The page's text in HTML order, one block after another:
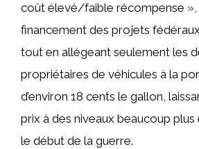
coût élevé/faible récompense »,
financement des projets
tout en allégeant seulement les
propriétaires de véhicules à la
d’environ 18 cents le gallon,
prix à des niveaux beaucoup plus
le début de la guerre.